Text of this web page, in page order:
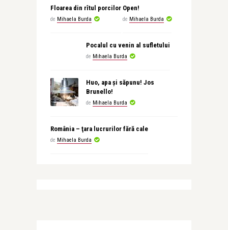
Floarea din rîtul porcilor
de Mihaela Burda
Open!
de Mihaela Burda
Pocalul cu venin al sufletului
de Mihaela Burda
Huo, apa şi săpunu! Jos
Brunello!
de Mihaela Burda
România – ţara lucrurilor fără cale
de Mihaela Burda